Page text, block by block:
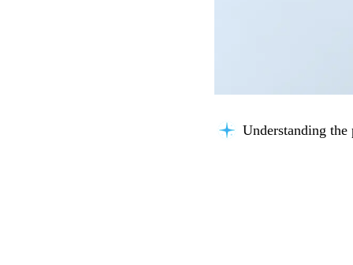
Understanding the